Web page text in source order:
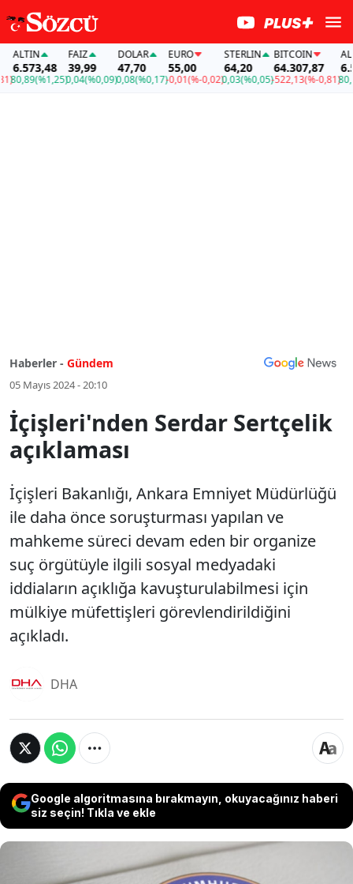
ALTIN
6.573,48
(%1,25)
FAİZ
39,99
0,04(%0,09)
DOLAR
47,70
0,08(%0,17)
EURO
55,00
-0,01(%-0,02)
STERLIN
64,20
0,03(%0,05)
BITCOIN
64.307,87
-522,13(%-0,81)80,89
Haberler - Gündem
05 Mayıs 2024 - 20:10
İçişleri'nden Serdar Sertçelik
açıklaması
İçişleri Bakanlığı, Ankara Emniyet Müdürlüğü
ile daha önce soruşturması yapılan ve
mahkeme süreci devam eden bir organize
suç örgütüyle ilgili sosyal medyadaki
iddiaların açıklığa kavuşturulabilmesi için
mülkiye müfettişleri görevlendirildiğini
açıkladı.
DHA
Google algoritmasına bırakmayın, okuyacağınız haberi
siz seçin! Tıkla ve ekle